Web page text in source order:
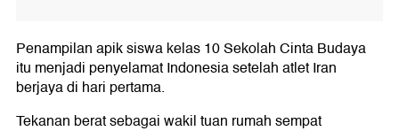
Penampilan apik siswa kelas 10 Sekolah Cinta Budaya
itu menjadi penyelamat Indonesia setelah atlet Iran
berjaya di hari pertama.
Tekanan berat sebagai wakil tuan rumah sempat